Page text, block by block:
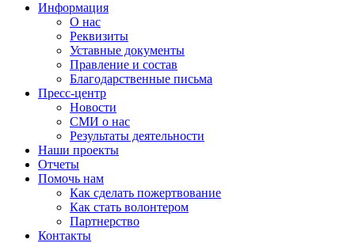
Информация
О нас
Реквизиты
Уставные документы
Правление и состав
Благодарственные письма
Пресс-центр
Новости
СМИ о нас
Результаты деятельности
Наши проекты
Отчеты
Помочь нам
Как сделать пожертвование
Как стать волонтером
Партнерство
Контакты